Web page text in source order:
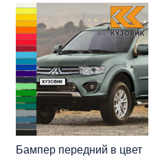
Бампер передний в цвет